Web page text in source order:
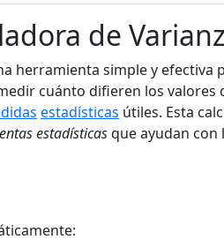
de
herramienta simple y efectiva
cuánto difieren los valores
estadísticas útiles. Esta
estadísticasque ayudan con